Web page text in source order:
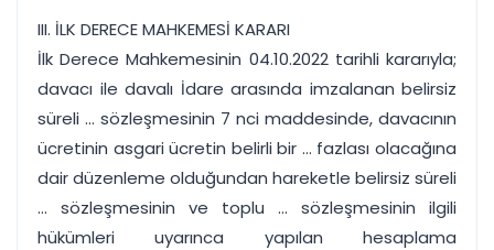
III. İLK DERECE MAHKEMESİ KARARI
İlk Derece Mahkemesinin 04.10.2022 tarihli kararıyla;
davacı ile davalı İdare arasında imzalanan belirsiz
süreli ... sözleşmesinin 7 nci maddesinde, davacının
ücretinin asgari ücretin belirli bir ... fazlası olacağına
dair düzenleme olduğundan hareketle belirsiz süreli
... sözleşmesinin ve toplu ... sözleşmesinin ilgili
hükümleri uyarınca yapılan hesaplama